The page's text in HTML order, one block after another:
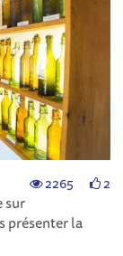
2265 2
sur
présenter la